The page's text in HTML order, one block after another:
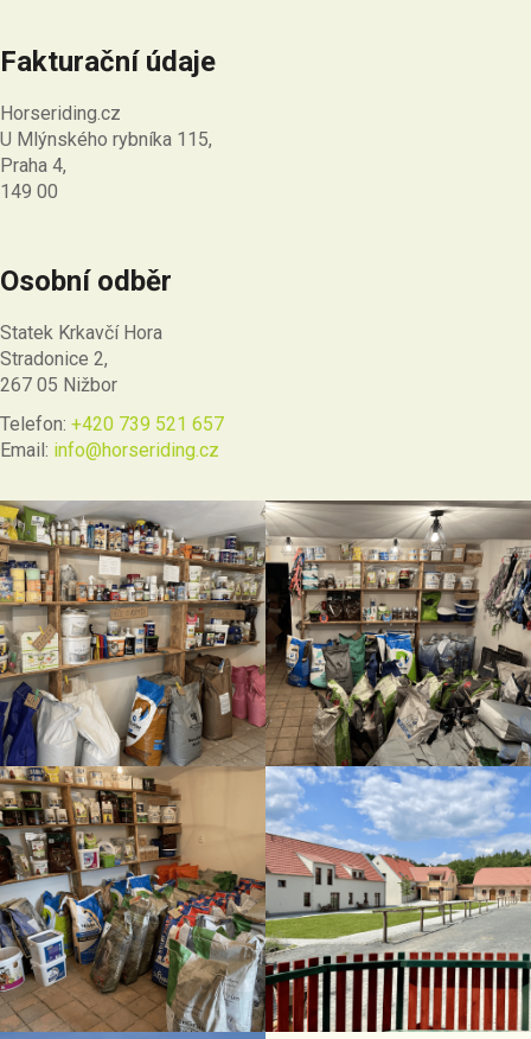
Fakturační údaje
Horseriding.cz
U Mlýnského rybníka 115,
Praha 4,
149 00
Osobní odběr
Statek Krkavčí Hora
Stradonice 2,
267 05 Nižbor
Telefon: +420 739 521 657
Email: info@horseriding.cz